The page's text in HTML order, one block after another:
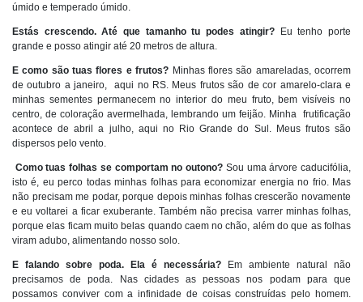
úmido e temperado úmido.
Estás crescendo. Até que tamanho tu podes atingir?
Eu tenho porte
grande e posso atingir até 20 metros de altura.
E como são tuas flores e frutos? Minhas flores são amareladas, ocorrem
de outubro a janeiro, aqui no RS. Meus frutos são de cor amarelo-clara e
minhas sementes permanecem no interior do meu fruto, bem visíveis no
centro, de coloração avermelhada, lembrando um feijão. Minha frutificação
acontece de abril a julho, aqui no Rio Grande do Sul. Meus frutos são
dispersos pelo vento.
Como tuas folhas se comportam no outono? Sou uma árvore caducifólia,
isto é, eu perco todas minhas folhas para economizar energia no frio. Mas
não precisam me podar, porque depois minhas folhas crescerão novamente
e eu voltarei a ficar exuberante. Também não precisa varrer minhas folhas,
porque elas ficam muito belas quando caem no chão, além do que as folhas
viram adubo, alimentando nosso solo.
E falando sobre poda. Ela é necessária?
Em ambiente natural não
precisamos de poda. Nas cidades as pessoas nos podam para que
possamos conviver com a infinidade de coisas construídas pelo homem.